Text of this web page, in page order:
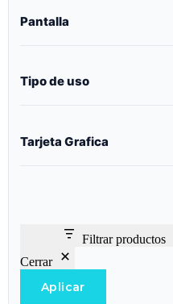
Pantalla
Tipo de uso
Tarjeta Grafica
Filtrar productos
Cerrar
Aplicar